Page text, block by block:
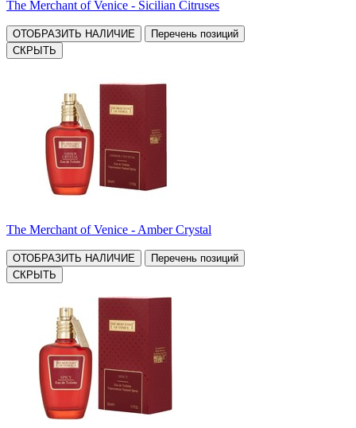
The Merchant of Venice - Sicilian Citruses
ОТОБРАЗИТЬ НАЛИЧИЕ
Перечень позиций
СКРЫТЬ
The Merchant of Venice - Amber Crystal
ОТОБРАЗИТЬ НАЛИЧИЕ
Перечень позиций
СКРЫТЬ